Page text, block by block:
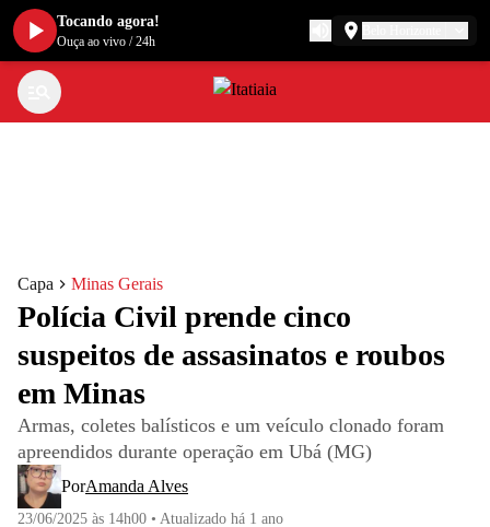
Capa Minas Gerais
Polícia Civil prende cinco
suspeitos de assasinatos e roubos
em Minas
Armas, coletes balísticos e um veículo clonado foram
apreendidos durante operação em Ubá (MG)
PorAmanda Alves
23/06/2025 às 14h00 • Atualizado há 1 ano
Tocando agora!
Ouça ao vivo /24h